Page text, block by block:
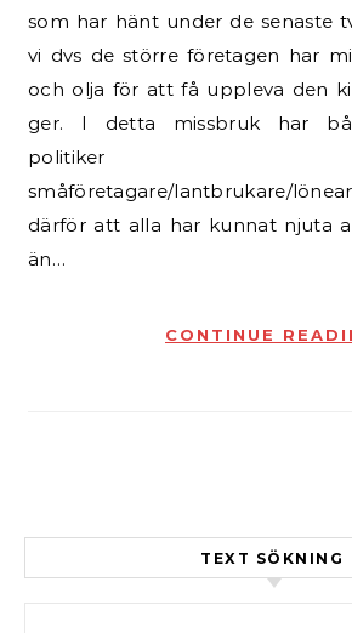
som har hänt under de senaste
vi dvs de större företagen har
och olja för att få uppleva den
ger. I detta missbruk har
politiker
småföretagare/lantbrukare/
därför att alla har kunnat njuta
än…
CONTINUE
TEXT SÖKNING